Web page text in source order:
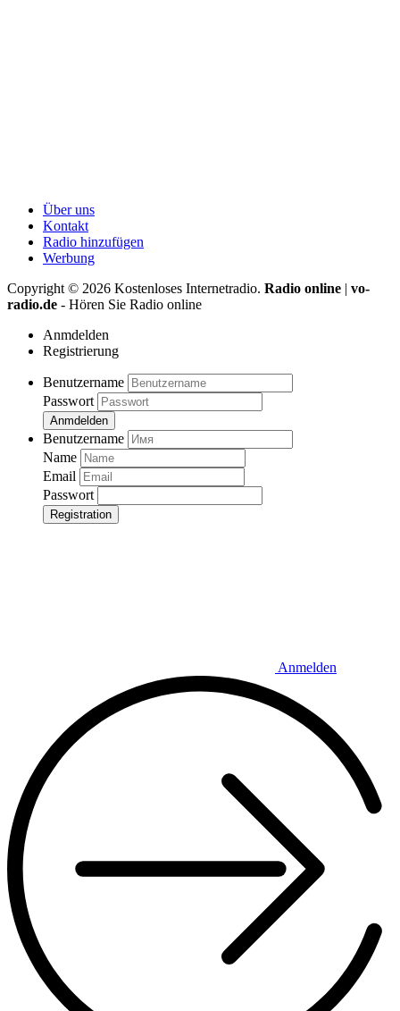
Über uns
Kontakt
Radio hinzufügen
Werbung
Copyright © 2026 Kostenloses Internetradio. Radio online | vo-
radio.de - Hören Sie Radio online
Anmdelden
Registrierung
Benutzername
Passwort
Anmdelden
Benutzername
Name
Email
Passwort
Registration
Anmelden